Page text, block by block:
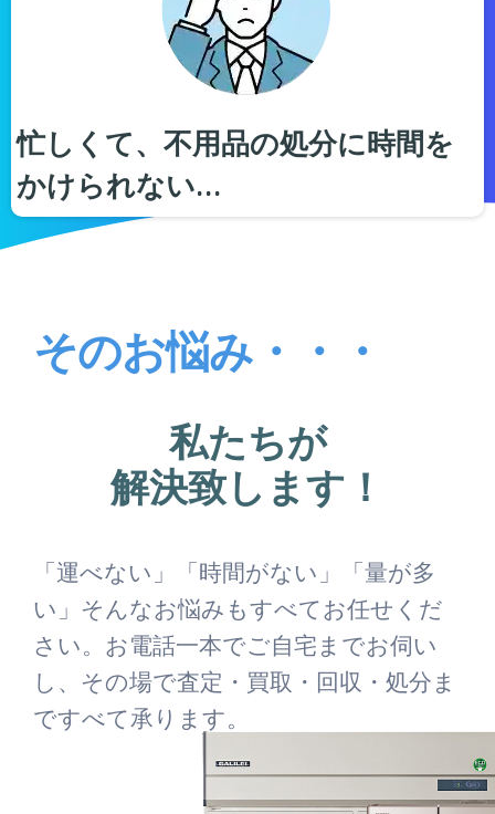
忙しくて、不用品の処分に時間を
かけられない…
そのお悩み・・・
私たちが
解決致します！
「運べない」「時間がない」「量が多
い」そんなお悩みもすべてお任せくだ
さい。お電話一本でご自宅までお伺い
し、その場で査定・買取・回収・処分ま
ですべて承ります。